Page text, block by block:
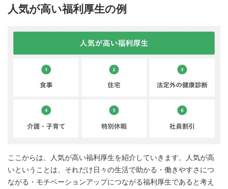
人気が高い福利厚生の例
ここからは、人気が高い福利厚生を紹介していきます。人気が高
いということは、それだけ日々の生活で助かる・働きやすさにつ
ながる・モチベーションアップにつながる福利厚生であると考え